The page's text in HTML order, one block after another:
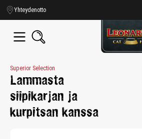
content
Yhteydenotto
Superior Selection
Lammasta
siipikarjan ja
kurpitsan kanssa